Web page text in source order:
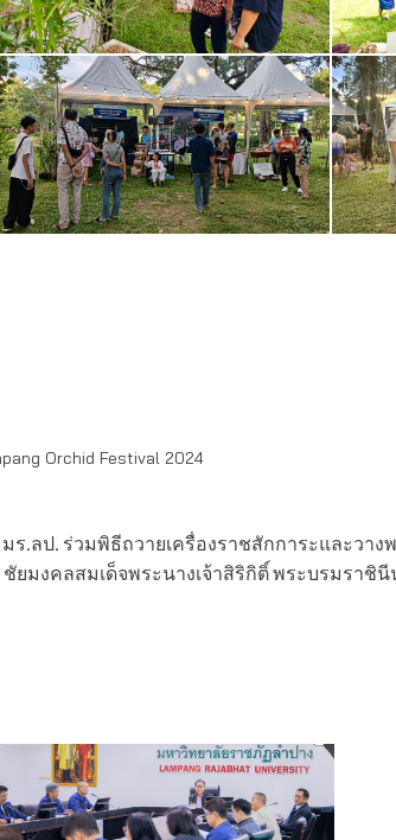
Orchid Festival 2024
มร.ลป. ร่วมพิธีถวายเครื่องราชสักการะและวา
ชัยมงคลสมเด็จพระนางเจ้าสิริกิติ์ พระบรมรา